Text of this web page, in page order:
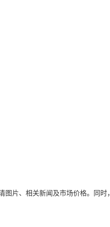
片、相关新闻及市场价格。同时